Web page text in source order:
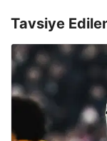
Tavsiye